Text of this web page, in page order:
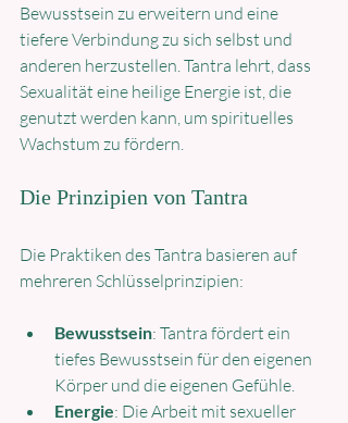
Bewusstsein zu erweitern und eine
tiefere Verbindung zu sich selbst und
anderen herzustellen. Tantra lehrt, dass
Sexualität eine heilige Energie ist, die
genutzt werden kann, um spirituelles
Wachstum zu fördern.
Die Prinzipien von Tantra
Die Praktiken des Tantra basieren auf
mehreren Schlüsselprinzipien:
Bewusstsein: Tantra fördert ein
tiefes Bewusstsein für den eigenen
Körper und die eigenen Gefühle.
Energie: Die Arbeit mit sexueller